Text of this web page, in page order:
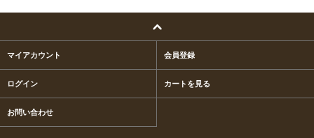
マイアカウント 会員登録
ログイン カートを見る
お問い合わせ